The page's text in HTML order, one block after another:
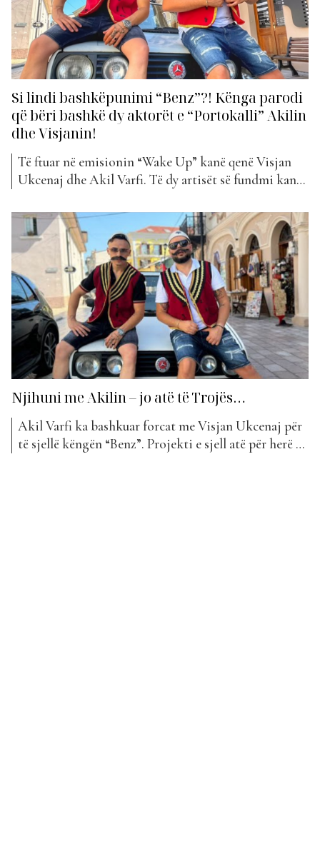
Si lindi bashkëpunimi “Benz”?! Kënga parodi
që bëri bashkë dy aktorët e “Portokalli” Akilin
dhe Visjanin!
Të ftuar në emisionin “Wake Up” kanë qenë Visjan
Ukcenaj dhe Akil Varfi. Të dy artisët së fundmi kanë
projekt i cili është pritur mjaft mirë. Por si ka nisur
ideja e realizimit të këtij bashkëpunimi? Akili: Unë e
kisha bërë këtë si...
Njihuni me Akilin – jo atë të Trojës…
Akil Varfi ka bashkuar forcat me Visjan Ukcenaj për
të sjellë këngën “Benz”. Projekti e sjell atë për herë të